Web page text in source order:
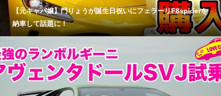
【元キャバ嬢】門りょうが誕生日祝いにフェラーリF8spiderを
納車して話題に！